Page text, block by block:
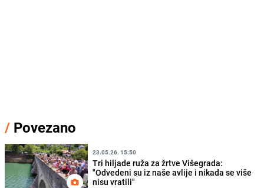
/ Povezano
23.05.26. 15:50
Tri hiljade ruža za žrtve Višegrada:
"Odvedeni su iz naše avlije i nikada se više
nisu vratili"